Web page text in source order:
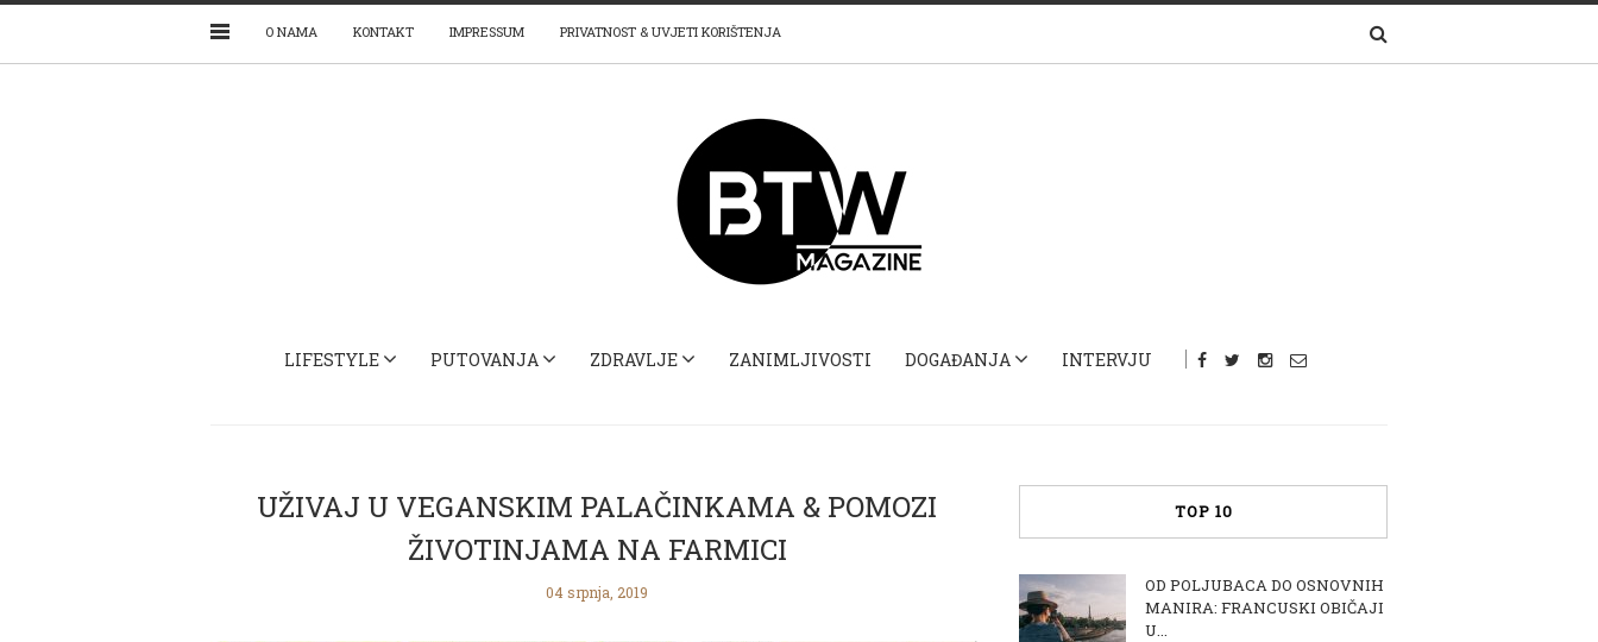
O NAMA KONTAKT IMPRESSUM PRIVATNOST & UVJETI KORIŠTENJA
LIFESTYLE PUTOVANJA ZDRAVLJE ZANIMLJIVOSTI DOGAĐANJA INTERVJU
UŽIVAJ U VEGANSKIM PALAČINKAMA & POMOZI
ŽIVOTINJAMA NA FARMICI
04 srpnja, 2019
TOP 10
OD POLJUBACA DO OSNOVNIH
MANIRA: FRANCUSKI OBIČAJI
U...